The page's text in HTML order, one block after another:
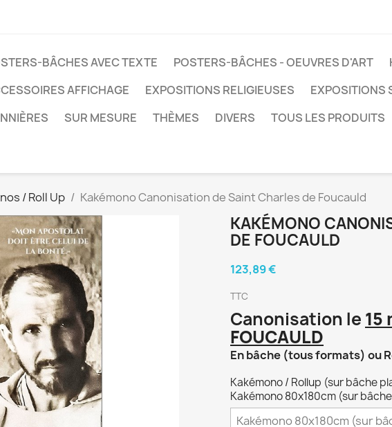
BÂCHES AVEC TEXTE POSTERS-BÂCHES - OEUVRES D'ART
AFFICHAGE
EXPOSITIONS RELIGIEUSES EXPOSITIONS
SUR MESURE THÈMES DIVERS TOUS LES PRODUITS
/ Roll Up Kakémono Canonisation de Saint Charles de Foucauld
KAKÉMONO
DE FOUCAULD
123,89 €
TTC
Canonisation le 15
FOUCAULD
En bâche (tous formats) ou
Kakémono / Rollup (sur bâche
Kakémono 80x180cm (sur